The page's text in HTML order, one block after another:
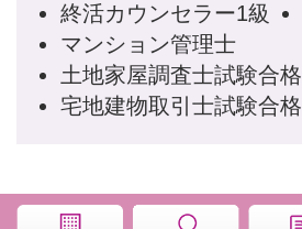
終活カウンセラー1級
マンション管理士
土地家屋調査士試験合格
宅地建物取引士試験合格